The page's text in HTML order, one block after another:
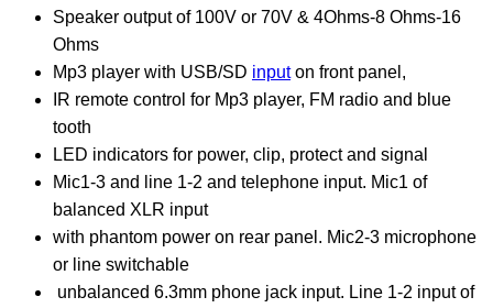
Speaker output of 100V or 70V & 4Ohms-8 Ohms-16
Ohms
Mp3 player with USB/SD inputon front panel,
IR remote control for Mp3 player, FM radio and blue
tooth
LED indicators for power, clip, protect and signal
Mic1-3 and line 1-2 and telephone input. Mic1 of
balanced XLR input
with phantom power on rear panel. Mic2-3 microphone
or line switchable
unbalanced 6.3mm phone jack input. Line 1-2 input of